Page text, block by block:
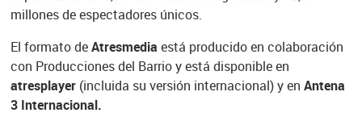
millones de espectadores únicos.
El formato deAtresmedia está producido en colaboración
con Producciones del Barrio y está disponible en
atresplayer (incluida su versión internacional) y en Antena
3 Internacional.